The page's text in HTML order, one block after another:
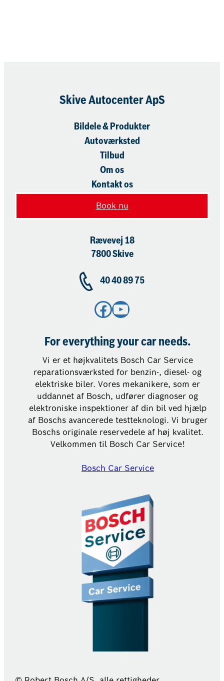
Skive Autocenter ApS
Bildele & Produkter
Autoværksted
Tilbud
Om os
Kontakt os
Book nu
Rævevej 18
7800 Skive
40 40 89 75
Facebook YouTube
For everything your car needs.
Vi er et højkvalitets Bosch Car Service
reparationsværksted for benzin-, diesel- og
elektriske biler. Vores mekanikere, som er
uddannet af Bosch, udfører diagnoser og
elektroniske inspektioner af din bil ved hjælp
af Boschs avancerede testteknologi. Vi bruger
Boschs originale reservedele af høj kvalitet.
Velkommen til Bosch Car Service!
Bosch Car Service